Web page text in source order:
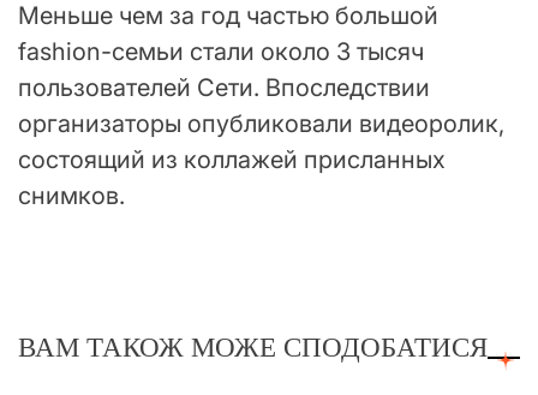
Меньше чем за год частью большой
fashion-семьи стали около 3 тысяч
пользователей Сети. Впоследствии
организаторы опубликовали видеоролик,
состоящий из коллажей присланных
снимков.
ВАМ ТАКОЖ МОЖЕ СПОДОБАТИСЯ